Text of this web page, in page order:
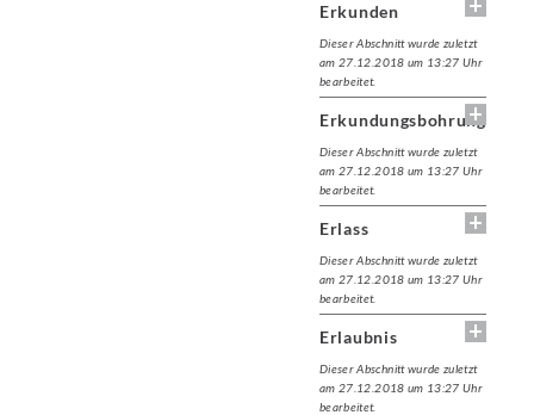
Erkunden
Dieser Abschnitt wurde zuletzt
am 27.12.2018 um 13:27 Uhr
bearbeitet.
Erkundungsbohrung
Dieser Abschnitt wurde zuletzt
am 27.12.2018 um 13:27 Uhr
bearbeitet.
Erlass
Dieser Abschnitt wurde zuletzt
am 27.12.2018 um 13:27 Uhr
bearbeitet.
Erlaubnis
Dieser Abschnitt wurde zuletzt
am 27.12.2018 um 13:27 Uhr
bearbeitet.